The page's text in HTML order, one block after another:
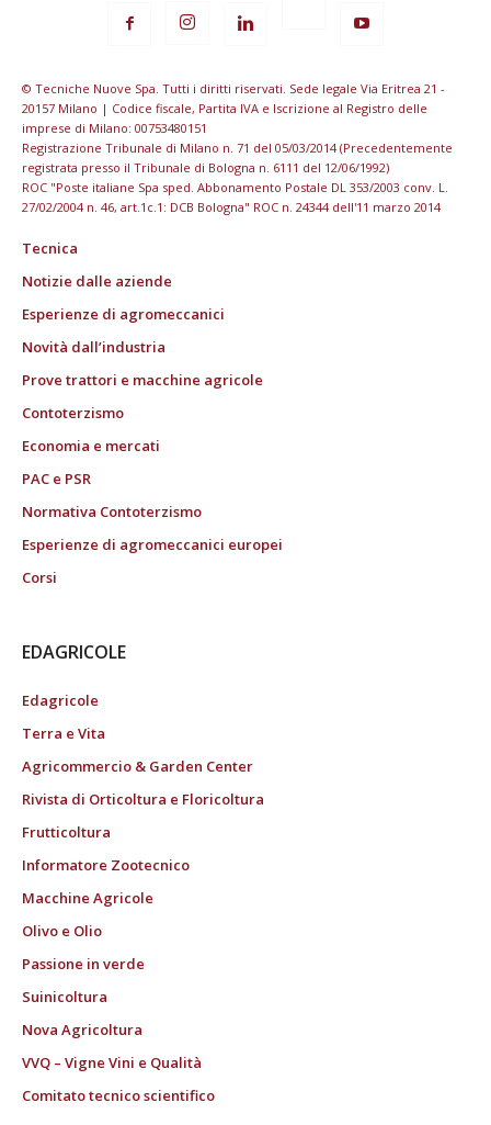
© Tecniche Nuove Spa. Tutti i diritti riservati. Sede legale Via Eritrea 21 -
20157 Milano | Codice fiscale, Partita IVA e Iscrizione al Registro delle
imprese di Milano: 00753480151
Registrazione Tribunale di Milano n. 71 del 05/03/2014 (Precedentemente
registrata presso il Tribunale di Bologna n. 6111 del 12/06/1992)
ROC "Poste italiane Spa sped. Abbonamento Postale DL 353/2003 conv. L.
27/02/2004 n. 46, art.1c.1: DCB Bologna" ROC n. 24344 dell'11 marzo 2014
Tecnica
Notizie dalle aziende
Esperienze di agromeccanici
Novità dall’industria
Prove trattori e macchine agricole
Contoterzismo
Economia e mercati
PAC e PSR
Normativa Contoterzismo
Esperienze di agromeccanici europei
Corsi
EDAGRICOLE
Edagricole
Terra e Vita
Agricommercio & Garden Center
Rivista di Orticoltura e Floricoltura
Frutticoltura
Informatore Zootecnico
Macchine Agricole
Olivo e Olio
Passione in verde
Suinicoltura
Nova Agricoltura
VVQ – Vigne Vini e Qualità
Comitato tecnico scientifico